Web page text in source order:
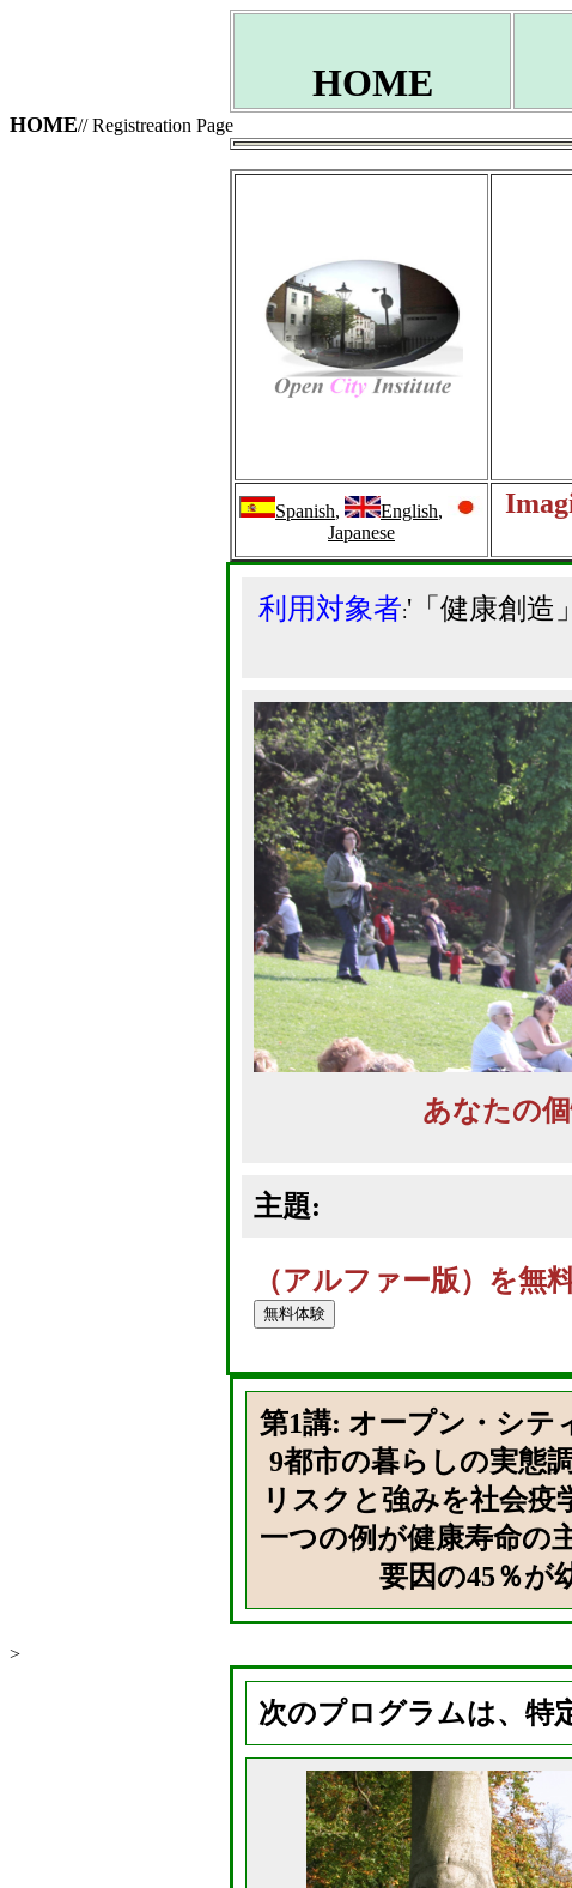
HOME
HOME// Registreation Page
Spanish, English,
Japanese
利用対象者:'「健康創造
あなたの
主題:
（アルファー版）を無
第1講: オープン・シテ
9都市の暮らしの実態
リスクと強みを社会疫
一つの例が健康寿命の
要因の45％が
>
次のプログラムは、特